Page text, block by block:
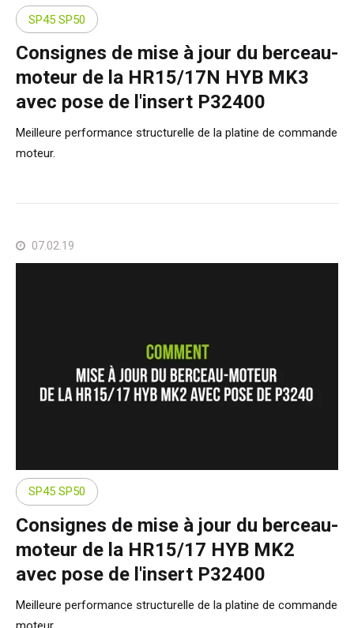
SP45 SP50
Consignes de mise à jour du berceau-
moteur de la HR15/17N HYB MK3
avec pose de l'insert P32400
Meilleure performance structurelle de la platine de commande
moteur.
07.02.19
SP45 SP50
Consignes de mise à jour du berceau-
moteur de la HR15/17 HYB MK2
avec pose de l'insert P32400
Meilleure performance structurelle de la platine de commande